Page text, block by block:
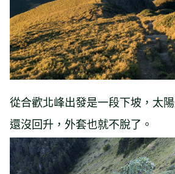
從合歡北峰出發是一段下坡，太
還沒回升，外套也就不脫了。